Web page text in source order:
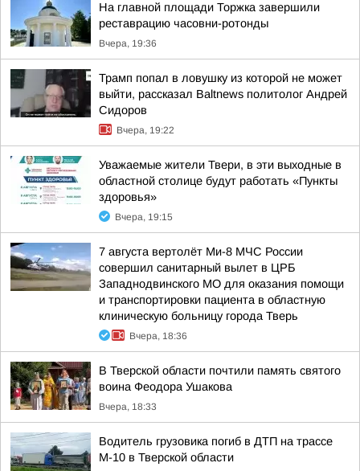
На главной площади Торжка завершили
реставрацию часовни-ротонды
Вчера, 19:36
Трамп попал в ловушку из которой не может
выйти, рассказал Baltnews политолог Андрей
Сидоров
Вчера, 19:22
Уважаемые жители Твери, в эти выходные в
областной столице будут работать «Пункты
здоровья»
Вчера, 19:15
7 августа вертолёт Ми-8 МЧС России
совершил санитарный вылет в ЦРБ
Западнодвинского МО для оказания помощи
и транспортировки пациента в областную
клиническую больницу города Тверь
Вчера, 18:36
В Тверской области почтили память святого
воина Феодора Ушакова
Вчера, 18:33
Водитель грузовика погиб в ДТП на трассе
М-10 в Тверской области